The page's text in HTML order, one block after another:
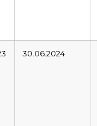
30.06.2024